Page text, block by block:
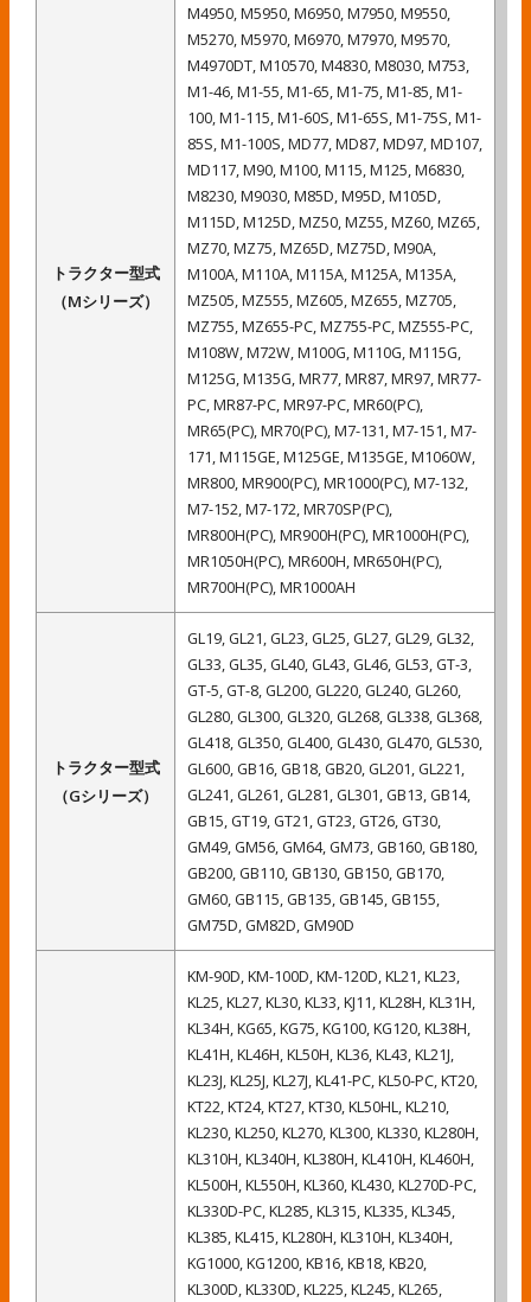
トラクター型式
（Mシリーズ）
M4950, M5950, M6950, M7950, M9550,
M5270, M5970, M6970, M7970, M9570,
M4970DT, M10570, M4830, M8030, M753,
M1-46, M1-55, M1-65, M1-75, M1-85, M1-
100, M1-115, M1-60S, M1-65S, M1-75S, M1-
85S, M1-100S, MD77, MD87, MD97, MD107,
MD117, M90, M100, M115, M125, M6830,
M8230, M9030, M85D, M95D, M105D,
M115D, M125D, MZ50, MZ55, MZ60, MZ65,
MZ70, MZ75, MZ65D, MZ75D, M90A,
M100A, M110A, M115A, M125A, M135A,
MZ505, MZ555, MZ605, MZ655, MZ705,
MZ755, MZ655-PC, MZ755-PC, MZ555-PC,
M108W, M72W, M100G, M110G, M115G,
M125G, M135G, MR77, MR87, MR97, MR77-
PC, MR87-PC, MR97-PC, MR60(PC),
MR65(PC), MR70(PC), M7-131, M7-151, M7-
171, M115GE, M125GE, M135GE, M1060W,
MR800, MR900(PC), MR1000(PC), M7-132,
M7-152, M7-172, MR70SP(PC),
MR800H(PC), MR900H(PC), MR1000H(PC),
MR1050H(PC), MR600H, MR650H(PC),
MR700H(PC), MR1000AH
トラクター型式
（Gシリーズ）
GL19, GL21, GL23, GL25, GL27, GL29, GL32,
GL33, GL35, GL40, GL43, GL46, GL53, GT-3,
GT-5, GT-8, GL200, GL220, GL240, GL260,
GL280, GL300, GL320, GL268, GL338, GL368,
GL418, GL350, GL400, GL430, GL470, GL530,
GL600, GB16, GB18, GB20, GL201, GL221,
GL241, GL261, GL281, GL301, GB13, GB14,
GB15, GT19, GT21, GT23, GT26, GT30,
GM49, GM56, GM64, GM73, GB160, GB180,
GB200, GB110, GB130, GB150, GB170,
GM60, GB115, GB135, GB145, GB155,
GM75D, GM82D, GM90D
KM-90D, KM-100D, KM-120D, KL21, KL23,
KL25, KL27, KL30, KL33, KJ11, KL28H, KL31H,
KL34H, KG65, KG75, KG100, KG120, KL38H,
KL41H, KL46H, KL50H, KL36, KL43, KL21J,
KL23J, KL25J, KL27J, KL41-PC, KL50-PC, KT20,
KT22, KT24, KT27, KT30, KL50HL, KL210,
KL230, KL250, KL270, KL300, KL330, KL280H,
KL310H, KL340H, KL380H, KL410H, KL460H,
KL500H, KL550H, KL360, KL430, KL270D-PC,
KL330D-PC, KL285, KL315, KL335, KL345,
KL385, KL415, KL280H, KL310H, KL340H,
KG1000, KG1200, KB16, KB18, KB20,
KL300D, KL330D, KL225, KL245, KL265,